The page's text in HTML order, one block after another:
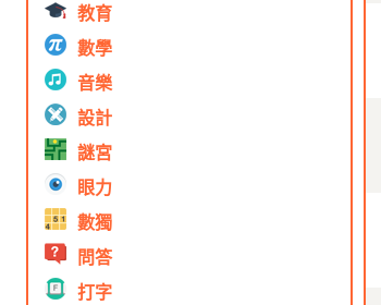
教育
數學
音樂
設計
謎宮
眼力
數獨
問答
打字